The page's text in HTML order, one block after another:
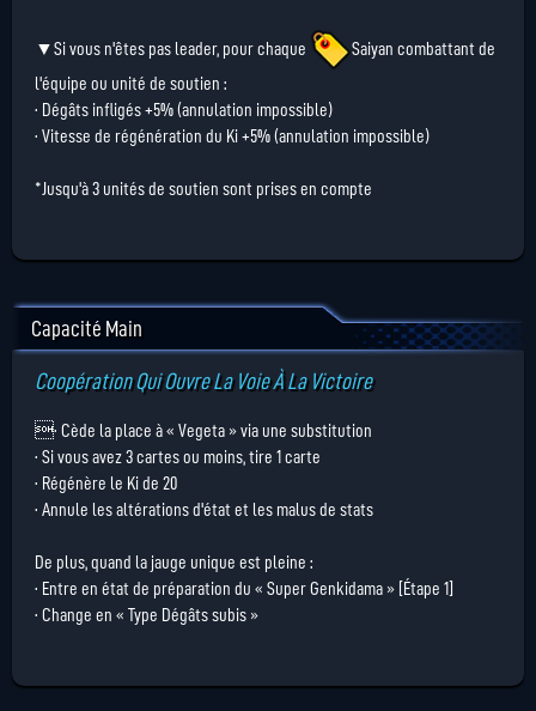
▼Si vous n'êtes pas leader, pour chaque Saiyan combattant de
l'équipe ou unité de soutien :
· Dégâts infligés +5% (annulation impossible)
· Vitesse de régénération du Ki +5% (annulation impossible)
*Jusqu'à 3 unités de soutien sont prises en compte
Capacité Main
Coopération Qui Ouvre La Voie À La Victoire
· Cède la place à « Vegeta »via une substitution
· Si vous avez 3 cartes ou moins, tire 1 carte
· Régénère le Ki de 20
· Annule les altérations d'état et les malus de stats
De plus, quand la jauge unique est pleine :
· Entre en état de préparation du « Super Genkidama » [Étape 1]
· Change en « Type Dégâts subis »